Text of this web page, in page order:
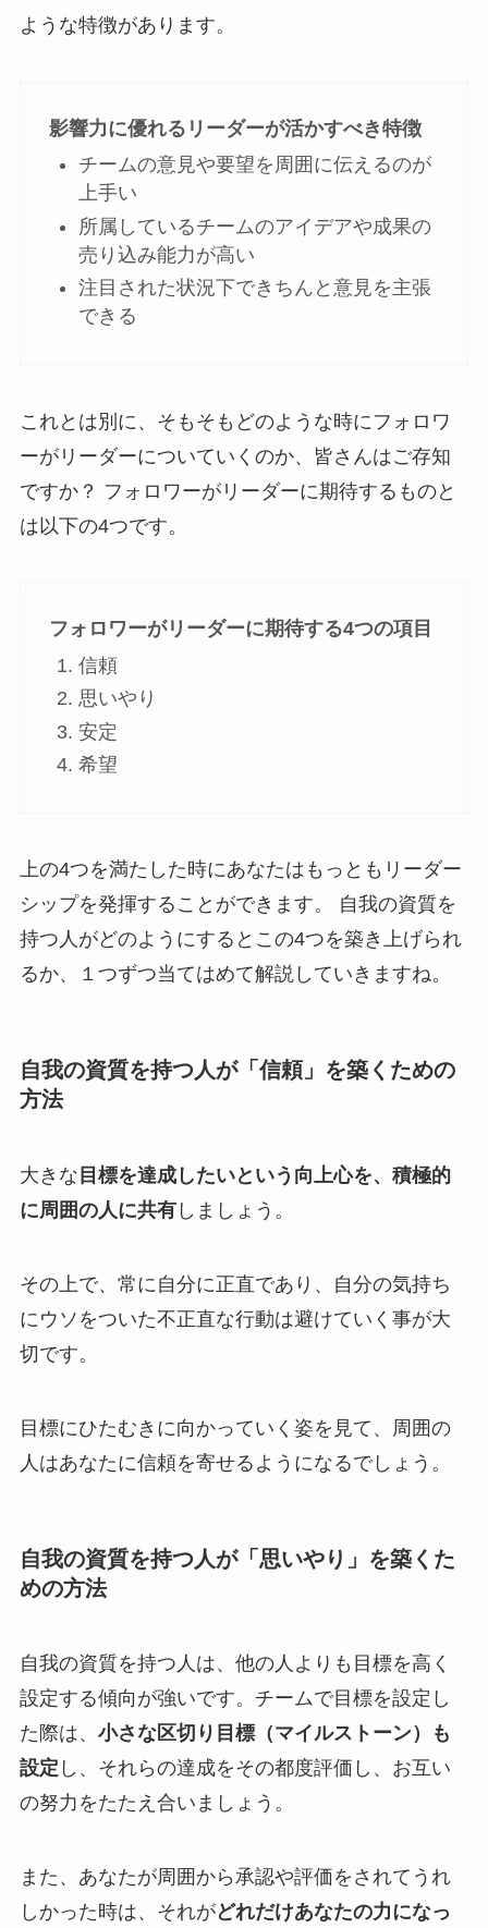
ような特徴があります。
影響力に優れるリーダーが活かすべき特徴
チームの意見や要望を周囲に伝えるのが
上手い
所属しているチームのアイデアや成果の
売り込み能力が高い
注目された状況下できちんと意見を主張
できる
これとは別に、そもそもどのような時にフォロワ
ーがリーダーについていくのか、皆さんはご存知
ですか？ フォロワーがリーダーに期待するものと
は以下の4つです。
フォロワーがリーダーに期待する4つの項目
信頼
思いやり
安定
希望
上の4つを満たした時にあなたはもっともリーダー
シップを発揮することができます。 自我の資質を
持つ人がどのようにするとこの4つを築き上げられ
るか、１つずつ当てはめて解説していきますね。
自我の資質を持つ人が「信頼」を築くための
方法
大きな 目標を達成したいという向上心を、積極的
に周囲の人に共有しましょう。
その上で、常に自分に正直であり、自分の気持ち
にウソをついた不正直な行動は避けていく事が大
切です。
目標にひたむきに向かっていく姿を見て、周囲の
人はあなたに信頼を寄せるようになるでしょう。
自我の資質を持つ人が「思いやり」を築くた
めの方法
自我の資質を持つ人は、他の人よりも目標を高く
設定する傾向が強いです。チームで目標を設定し
た際は、 小さな区切り目標（マイルストーン）も
設定 し、それらの達成をその都度評価し、お互い
の努力をたたえ合いましょう。
また、あなたが周囲から承認や評価をされてうれ
しかった時は、それがどれだけあなたの力になっ